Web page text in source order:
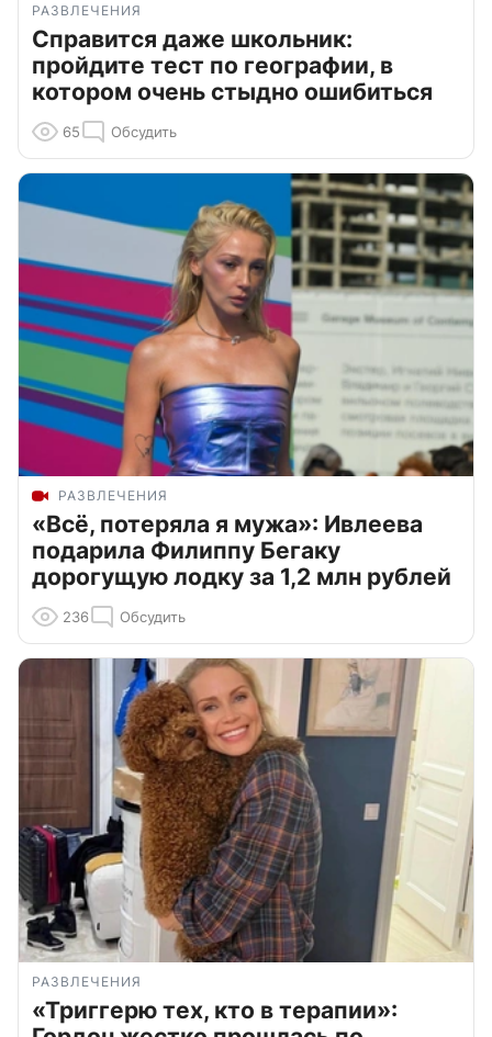
РАЗВЛЕЧЕНИЯ
Справится даже школьник:
пройдите тест по географии, в
котором очень стыдно ошибиться
65 Обсудить
РАЗВЛЕЧЕНИЯ
«Всё, потеряла я мужа»: Ивлеева
подарила Филиппу Бегаку
дорогущую лодку за 1,2 млн рублей
236 Обсудить
РАЗВЛЕЧЕНИЯ
«Триггерю тех, кто в терапии»: